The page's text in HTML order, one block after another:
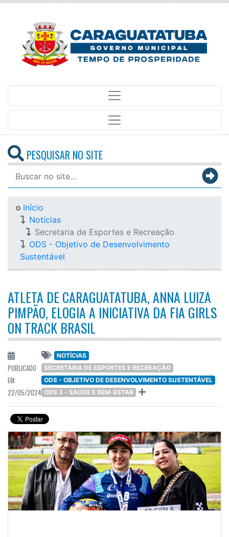
PESQUISAR NO SITE
Início
Notícias
Secretaria de Esportes e Recreação
ODS - Objetivo de Desenvolvimento
Sustentável
ATLETA DE CARAGUATATUBA, ANNA LUIZA
PIMPÃO, ELOGIA A INICIATIVA DA FIA GIRLS
ON TRACK BRASIL
PUBLICADO
EM:
22/05/2024
NOTÍCIAS
SECRETARIA DE ESPORTES E RECREAÇÃO
ODS - OBJETIVO DE DESENVOLVIMENTO SUSTENTÁVEL
ODS 3 - SAÚDE E BEM-ESTAR